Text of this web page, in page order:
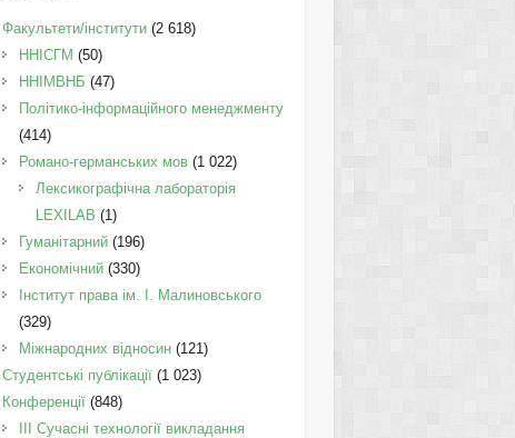
Факультети/інститути(2 618)
ННІСГМ (50)
ННІМВНБ (47)
Політико-інформаційного менеджменту
(414)
Романо-германських мов(1 022)
Лексикографічна лабораторія
LEXILAB (1)
Гуманітарний(196)
Економічний(330)
Інститут права ім. І. Малиновського
(329)
Міжнародних відносин(121)
Студентські публікації(1 023)
Конференції(848)
III Сучасні технології викладання